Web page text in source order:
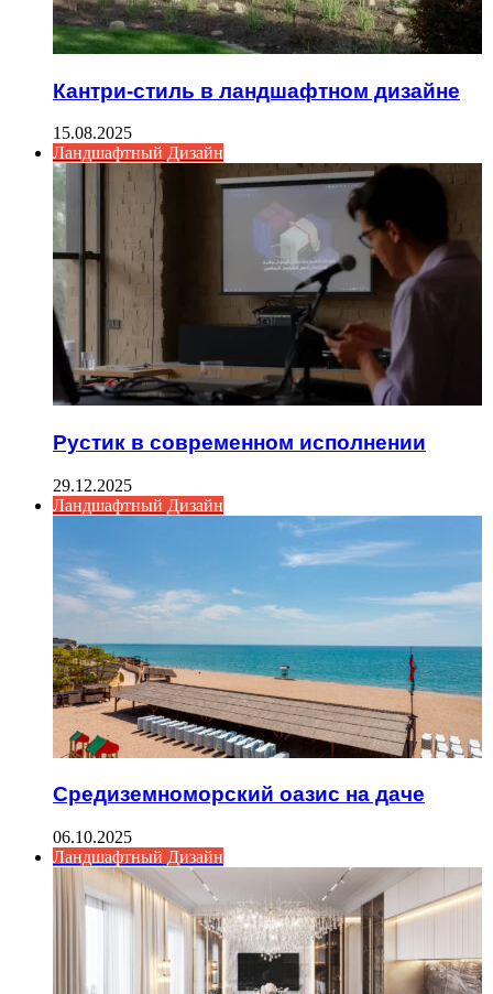
Кантри-стиль в ландшафтном дизайне
15.08.2025
Ландшафтный Дизайн
Рустик в современном исполнении
29.12.2025
Ландшафтный Дизайн
Средиземноморский оазис на даче
06.10.2025
Ландшафтный Дизайн